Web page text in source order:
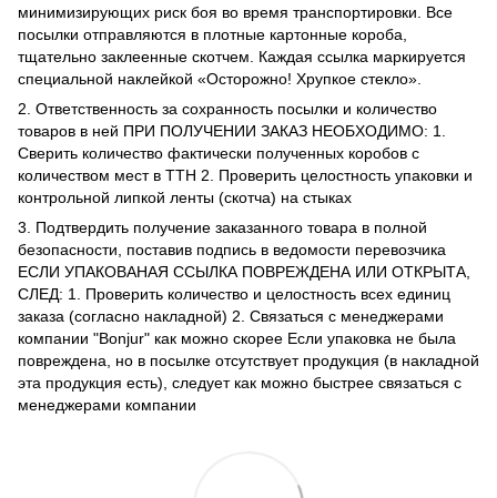
минимизирующих риск боя во время транспортировки. Все
посылки отправляются в плотные картонные короба,
тщательно заклеенные скотчем. Каждая ссылка маркируется
специальной наклейкой «Осторожно! Хрупкое стекло».
2. Ответственность за сохранность посылки и количество
товаров в ней ПРИ ПОЛУЧЕНИИ ЗАКАЗ НЕОБХОДИМО: 1.
Сверить количество фактически полученных коробов с
количеством мест в ТТН 2. Проверить целостность упаковки и
контрольной липкой ленты (скотча) на стыках
3. Подтвердить получение заказанного товара в полной
безопасности, поставив подпись в ведомости перевозчика
ЕСЛИ УПАКОВАНАЯ ССЫЛКА ПОВРЕЖДЕНА ИЛИ ОТКРЫТА,
СЛЕД: 1. Проверить количество и целостность всех единиц
заказа (согласно накладной) 2. Связаться с менеджерами
компании "Bonjur" как можно скорее Если упаковка не была
повреждена, но в посылке отсутствует продукция (в накладной
эта продукция есть), следует как можно быстрее связаться с
менеджерами компании